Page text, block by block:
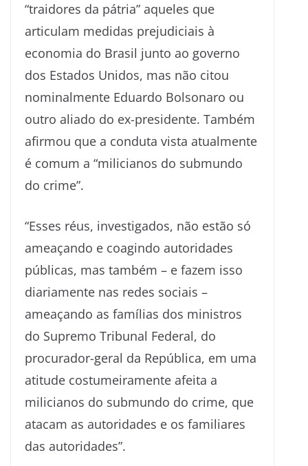
“traidores da pátria” aqueles que
articulam medidas prejudiciais à
economia do Brasil junto ao governo
dos Estados Unidos, mas não citou
nominalmente Eduardo Bolsonaro ou
outro aliado do ex-presidente. Também
afirmou que a conduta vista atualmente
é comum a “milicianos do submundo
do crime”.
“Esses réus, investigados, não estão só
ameaçando e coagindo autoridades
públicas, mas também – e fazem isso
diariamente nas redes sociais –
ameaçando as famílias dos ministros
do Supremo Tribunal Federal, do
procurador-geral da República, em uma
atitude costumeiramente afeita a
milicianos do submundo do crime, que
atacam as autoridades e os familiares
das autoridades”.